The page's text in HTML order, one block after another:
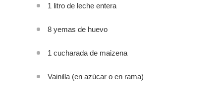
1 litro de leche entera
8 yemas de huevo
1 cucharada de maizena
Vainilla (en azúcar o en rama)